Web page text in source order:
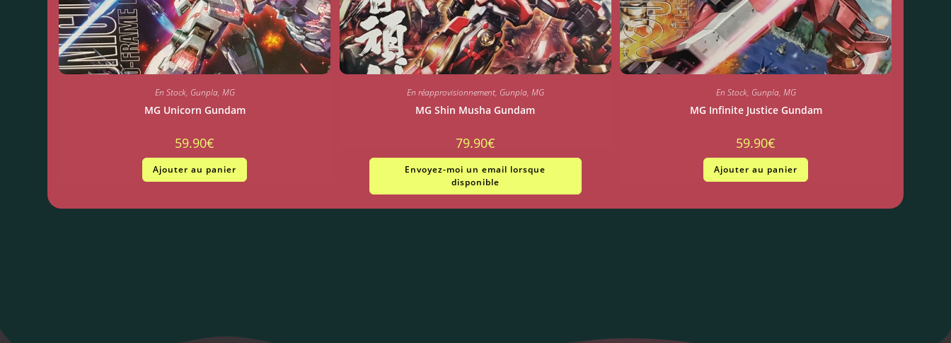
En Stock, Gunpla, MG
MG Unicorn Gundam
59.90€
Ajouter au panier
En réapprovisionnement, Gunpla, MG
MG Shin Musha Gundam
79.90€
Envoyez-moi un email lorsque
disponible
En Stock, Gunpla, MG
MG Infinite Justice Gundam
59.90€
Ajouter au panier